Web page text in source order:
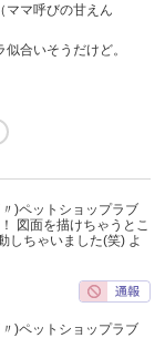
ママ呼びの甘えん
合いそうだけど。
)ペットショップラブ
図面を描けちゃうとこ
しちゃいました(笑) よ
)ペットショップラブ